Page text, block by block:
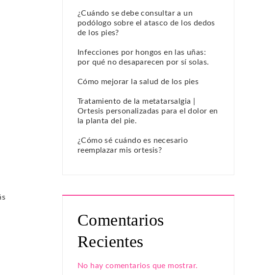
¿Cuándo se debe consultar a un
podólogo sobre el atasco de los dedos
de los pies?
Infecciones por hongos en las uñas:
por qué no desaparecen por sí solas.
Cómo mejorar la salud de los pies
Tratamiento de la metatarsalgia |
Ortesis personalizadas para el dolor en
la planta del pie.
¿Cómo sé cuándo es necesario
reemplazar mis ortesis?
Comentarios
Recientes
No hay comentarios que mostrar.